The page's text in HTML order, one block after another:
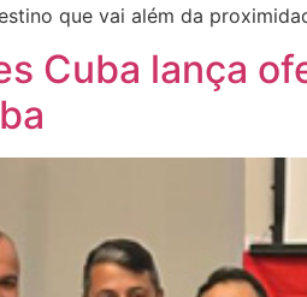
que vai além da
Cuba lança